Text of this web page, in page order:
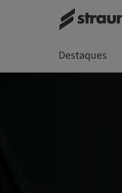
Destaques